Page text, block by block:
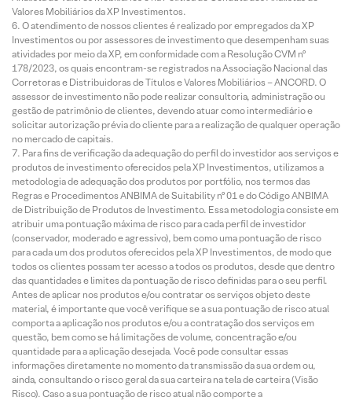
Valores Mobiliários da XP Investimentos.
O atendimento de nossos clientes é realizado por empregados da XP
Investimentos ou por assessores de investimento que desempenham suas
atividades por meio da XP, em conformidade com a Resolução CVM nº
178/2023, os quais encontram-se registrados na Associação Nacional das
Corretoras e Distribuidoras de Títulos e Valores Mobiliários – ANCORD. O
assessor de investimento não pode realizar consultoria, administração ou
gestão de patrimônio de clientes, devendo atuar como intermediário e
solicitar autorização prévia do cliente para a realização de qualquer operação
no mercado de capitais.
Para fins de verificação da adequação do perfil do investidor aos serviços e
produtos de investimento oferecidos pela XP Investimentos, utilizamos a
metodologia de adequação dos produtos por portfólio, nos termos das
Regras e Procedimentos ANBIMA de Suitability nº 01 e do Código ANBIMA
de Distribuição de Produtos de Investimento. Essa metodologia consiste em
atribuir uma pontuação máxima de risco para cada perfil de investidor
(conservador, moderado e agressivo), bem como uma pontuação de risco
para cada um dos produtos oferecidos pela XP Investimentos, de modo que
todos os clientes possam ter acesso a todos os produtos, desde que dentro
das quantidades e limites da pontuação de risco definidas para o seu perfil.
Antes de aplicar nos produtos e/ou contratar os serviços objeto deste
material, é importante que você verifique se a sua pontuação de risco atual
comporta a aplicação nos produtos e/ou a contratação dos serviços em
questão, bem como se há limitações de volume, concentração e/ou
quantidade para a aplicação desejada. Você pode consultar essas
informações diretamente no momento da transmissão da sua ordem ou,
ainda, consultando o risco geral da sua carteira na tela de carteira (Visão
Risco). Caso a sua pontuação de risco atual não comporte a